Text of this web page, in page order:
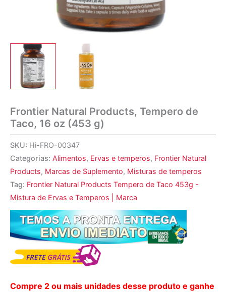
Frontier Natural Products, Tempero de
Taco, 16 oz (453 g)
SKU: Hi-FRO-00347
Categorias: Alimentos, Ervas e temperos, Frontier Natural
Products, Marcas de Suplemento, Misturas de temperos
Tag: Frontier Natural Products Tempero de Taco 453g -
Mistura de Ervas e Temperos | Marca
Compre 2 ou mais unidades desse produto e ganhe